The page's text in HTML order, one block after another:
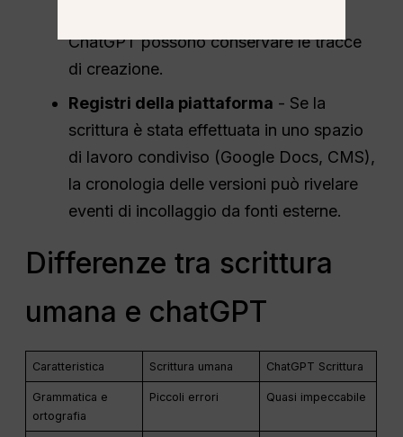
ChatGPT possono conservare le tracce
di creazione.
Registri della piattaforma - Se la
scrittura è stata effettuata in uno spazio
di lavoro condiviso (Google Docs, CMS),
la cronologia delle versioni può rivelare
eventi di incollaggio da fonti esterne.
Differenze tra scrittura
umana e chatGPT
Caratteristica Scrittura umana ChatGPT Scrittura
Grammatica e
ortografia
Piccoli errori Quasi impeccabile